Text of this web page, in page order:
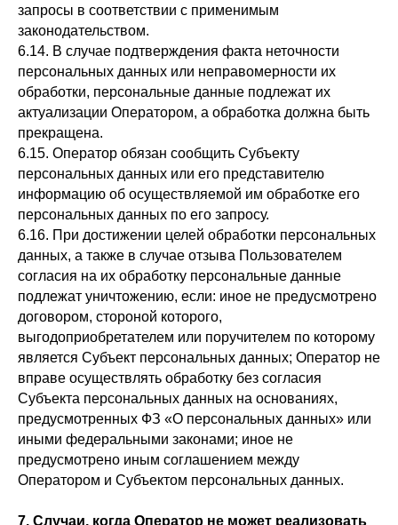
запросы в соответствии с применимым
законодательством.
6.14. В случае подтверждения факта неточности
персональных данных или неправомерности их
обработки, персональные данные подлежат их
актуализации Оператором, а обработка должна быть
прекращена.
6.15. Оператор обязан сообщить Субъекту
персональных данных или его представителю
информацию об осуществляемой им обработке его
персональных данных по его запросу.
6.16. При достижении целей обработки персональных
данных, а также в случае отзыва Пользователем
согласия на их обработку персональные данные
подлежат уничтожению, если: иное не предусмотрено
договором, стороной которого,
выгодоприобретателем или поручителем по которому
является Субъект персональных данных; Оператор не
вправе осуществлять обработку без согласия
Субъекта персональных данных на основаниях,
предусмотренных ФЗ «О персональных данных» или
иными федеральными законами; иное не
предусмотрено иным соглашением между
Оператором и Субъектом персональных данных.
7. Случаи, когда Оператор не может реализовать